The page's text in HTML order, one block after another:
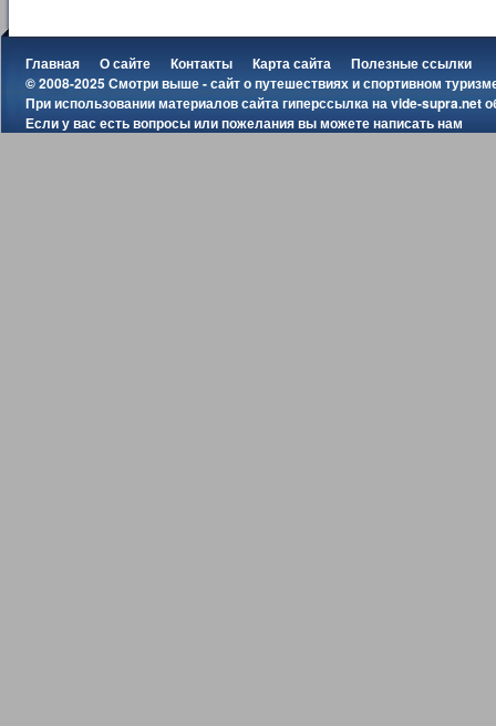
Главная О сайте Контакты Карта сайта
Полезные ссылки
© 2008-2025 Смотри выше - сайт о путешествиях и спортивном
При использовании материалов сайта гиперссылка наvide-supra.net
Если у вас есть вопросы или пожелания вы можетенаписать нам